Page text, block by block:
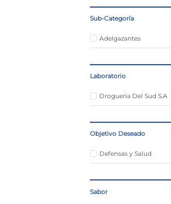
Sub-Categoría
Adelgazantes
Laboratorio
Drogueria Del Sud S.A
Objetivo Deseado
Defensas y Salud
Sabor